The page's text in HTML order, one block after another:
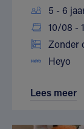
5 - 6
10/08 -
Zonder
Heyo
Lees meer